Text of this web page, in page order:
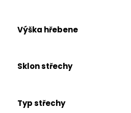
Výška hřebene
Sklon střechy
Typ střechy